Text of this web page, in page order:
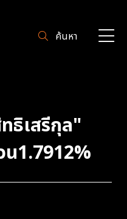
ค้นหา
ธิเสรีกุล"
น1.7912%